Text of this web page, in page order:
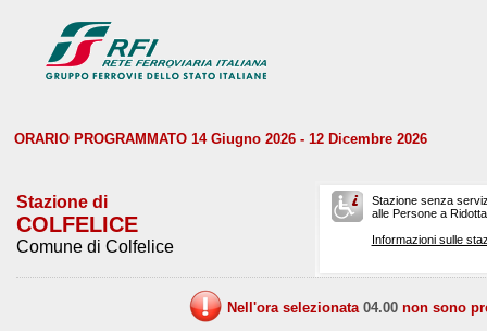
ORARIO PROGRAMMATO 14 Giugno 2026 - 12 Dicembre 2026
Stazione di
COLFELICE
Comune di Colfelice
Stazione senza
alle Persone a
Informazioni sulle
Nell'ora selezionata 04.00 non sono